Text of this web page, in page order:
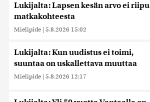
Lukijalta: Lapsen kesän arvo ei riipu
matkakohteesta
Mielipide | 5.8.2026 15:02
Lukijalta: Kun uudistus ei toimi,
suuntaa on uskallettava muuttaa
Mielipide | 5.8.2026 12:17